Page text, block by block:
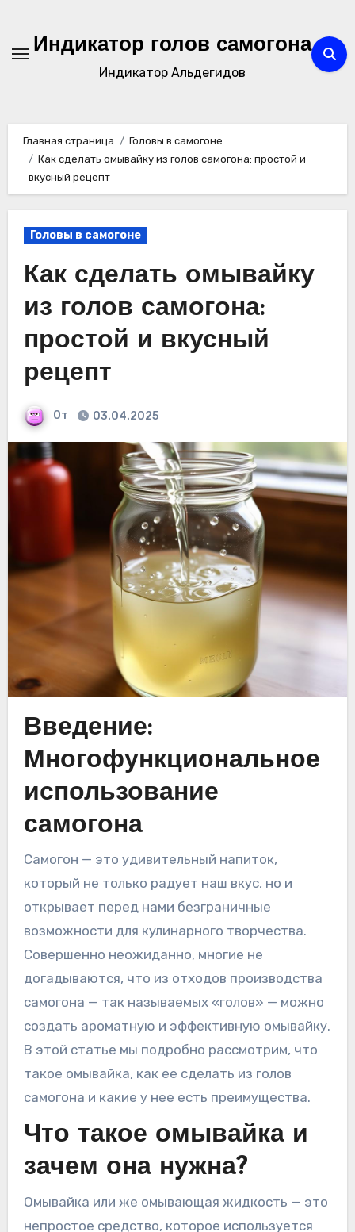
содержимому
Индикатор голов самогона
Индикатор Альдегидов
Главная страница
Головы в самогоне
Как сделать омывайку из голов самогона: простой и
вкусный рецепт
Головы в самогоне
Как сделать омывайку
из голов самогона:
простой и вкусный
рецепт
От 03.04.2025
Введение:
Многофункциональное
использование
самогона
Самогон — это удивительный напиток,
который не только радует наш вкус, но и
открывает перед нами безграничные
возможности для кулинарного творчества.
Совершенно неожиданно, многие не
догадываются, что из отходов производства
самогона — так называемых «голов» — можно
создать ароматную и эффективную омывайку.
В этой статье мы подробно рассмотрим, что
такое омывайка, как ее сделать из голов
самогона и какие у нее есть преимущества.
Что такое омывайка и
зачем она нужна?
Омывайка или же омывающая жидкость — это
непростое средство, которое используется